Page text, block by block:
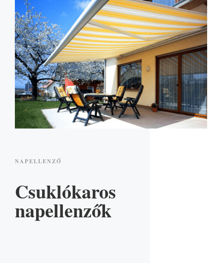
NAPELLENZŐ
Csuklókaros
napellenzők